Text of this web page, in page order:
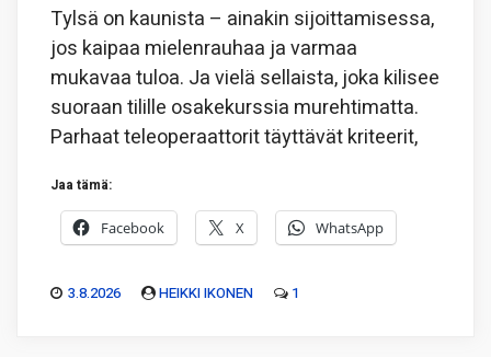
Tylsä on kaunista – ainakin sijoittamisessa,
jos kaipaa mielenrauhaa ja varmaa
mukavaa tuloa. Ja vielä sellaista, joka kilisee
suoraan tilille osakekurssia murehtimatta.
Parhaat teleoperaattorit täyttävät kriteerit,
Jaa tämä:
Facebook X WhatsApp
3.8.2026 HEIKKI IKONEN 1